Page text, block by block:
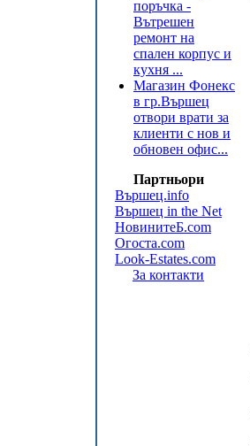
поръчка -
Вътрешен
ремонт на
спален корпус и
кухня ...
Магазин Фонекс
в гр.Вършец
отвори врати за
клиенти с нов и
обновен офис...
Партньори
Вършец.info
Вършец in the Net
НовинитеБ.com
Огоста.com
Look-Estates.com
За контакти